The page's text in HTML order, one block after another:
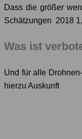
Dass die größer
Schätzungen 2018
Was ist
Und für alle
hierzu Auskunft